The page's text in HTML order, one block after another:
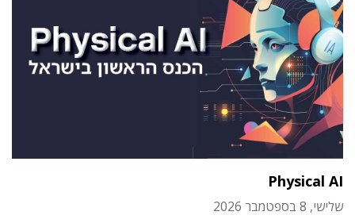
Physical AI
שלישי, 8 בספטמבר 2026